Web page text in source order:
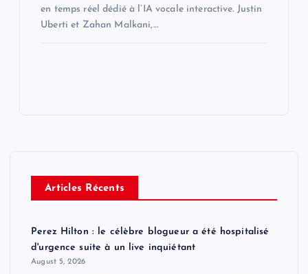
en temps réel dédié à l’IA vocale interactive. Justin
Uberti et Zahan Malkani,…
Articles Récents
Perez Hilton : le célèbre blogueur a été hospitalisé
d'urgence suite à un live inquiétant
August 5, 2026